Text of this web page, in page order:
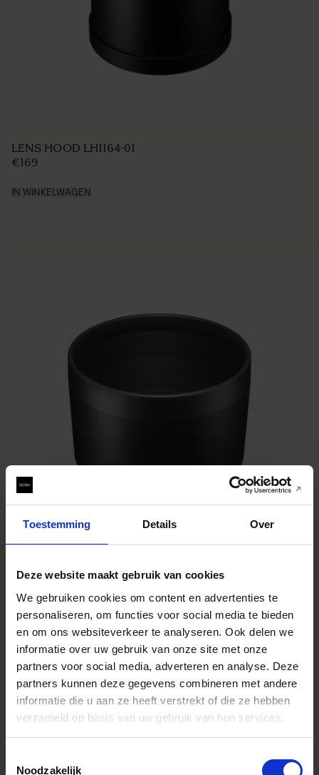
Toestemming Details Over
Deze website maakt gebruik van cookies
We gebruiken cookies om content en advertenties te
personaliseren, om functies voor social media te bieden
en om ons websiteverkeer te analyseren. Ook delen we
informatie over uw gebruik van onze site met onze
partners voor social media, adverteren en analyse. Deze
partners kunnen deze gegevens combineren met andere
informatie die u aan ze heeft verstrekt of die ze hebben
verzameld op basis van uw gebruik van hun services.
Noodzakelijk
LENS HOOD LH1164-01
€169
IN WINKELWAGEN
LENS HOOD LH1144-01
IN WINKELWAGEN